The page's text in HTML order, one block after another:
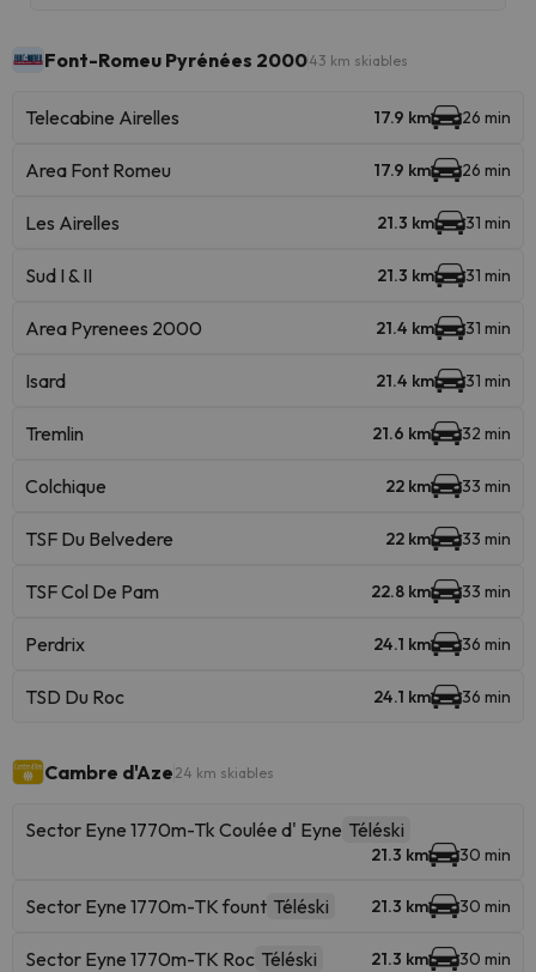
Font-Romeu Pyrénées 200043 km skiables
Telecabine Airelles 17.9 km 26 min
Area Font Romeu 17.9 km 26 min
Les Airelles 21.3 km 31 min
Sud I & II 21.3 km 31 min
Area Pyrenees 2000 21.4 km 31 min
Isard 21.4 km 31 min
Tremlin 21.6 km 32 min
Colchique 22 km 33 min
TSF Du Belvedere 22 km 33 min
TSF Col De Pam 22.8 km 33 min
Perdrix 24.1 km 36 min
TSD Du Roc 24.1 km 36 min
Cambre d'Aze 24 km skiables
Sector Eyne 1770m-Tk Coulée d' Eyne Téléski
21.3 km 30 min
Sector Eyne 1770m-TK fount Téléski 21.3 km 30 min
Sector Eyne 1770m-TK Roc Téléski 21.3 km 30 min